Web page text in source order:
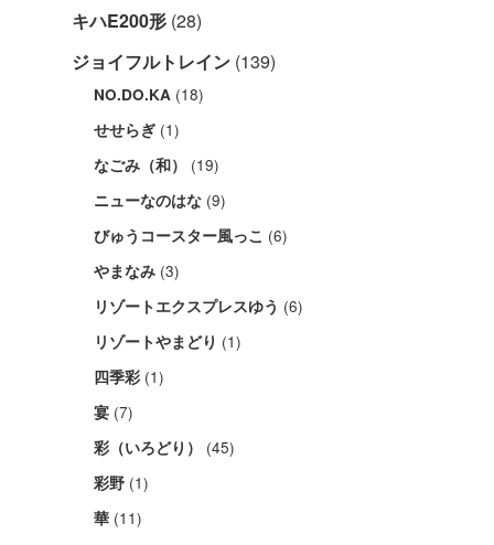
キハE200形 (28)
ジョイフルトレイン (139)
NO.DO.KA (18)
せせらぎ (1)
なごみ（和） (19)
ニューなのはな (9)
びゅうコースター風っこ (6)
やまなみ (3)
リゾートエクスプレスゆう (6)
リゾートやまどり (1)
四季彩 (1)
宴 (7)
彩（いろどり） (45)
彩野 (1)
華 (11)